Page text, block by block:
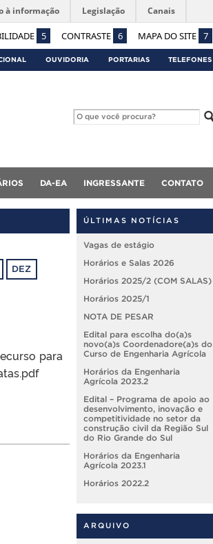
5 CONTRASTE 6 MAPA DO SITE 7
à informação Legislação Canais
OUVIDORIA PORTARIAS TELEFONES
DA-EA INGRESSANTE CONTATO
DEZ
para
ÚLTIMAS NOTÍCIAS
Vagas de estágio
Horários e Salas 2026
Horários 2025/2 (COM SALAS)
Horários 2025/1
NOTA DE PESAR
Edital para escolha do(a)s
novo(a)s Coordenadore(a)s do
Curso de Engenharia Agrícola
Horários da Engenharia
Agrícola 2023.2
Edital – Programa de apoio ao
desenvolvimento, inovação e
competitividade no setor da
construção civil da Região Sul
do Rio Grande do Sul
Horários da Engenharia
Agrícola 2023.1
Horários 2022.2
ARQUIVO